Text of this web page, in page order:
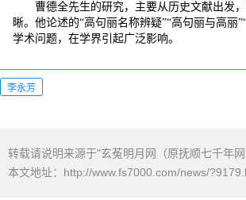
曹德全先生的研究，主要从历史文献出发，
晰。他论述的“高句丽名称辨疑”“高句丽与高丽
学术问题，在学界引起广泛影响。
李永芳
转载请说明来源于"玄菟明月网（原抚顺七千年
本文地址： http://www.fs7000.com/news/